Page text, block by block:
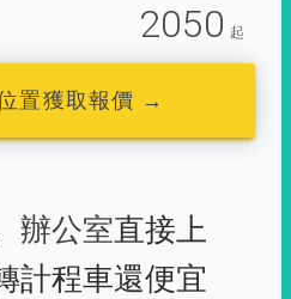
2050 起
置獲取報價 →
辦公室直接上
計程車還便宜